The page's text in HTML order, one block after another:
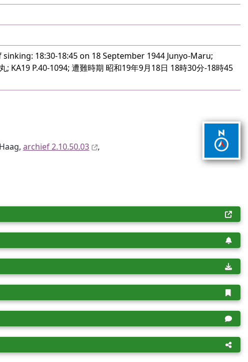
18:30-18:45 on 18 September 1944 Junyo-Maru;
P.40-1094; 遭難時期 昭和19年9月18日 18時30分-18時45
archief 2.10.50.03
,